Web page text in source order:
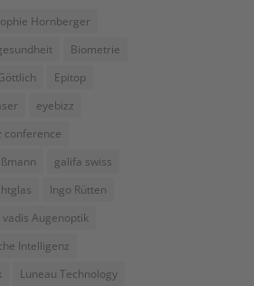
Hornberger
Biometrie
Epitop
eyebizz
conference
galifa swiss
Ingo Rütten
vadis Augenoptik
Intelligenz
Luneau Technology